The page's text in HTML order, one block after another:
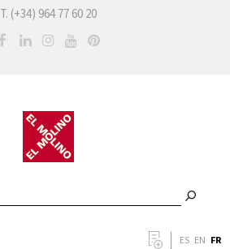
T. (+34) 964 77 60 20
ES EN FR